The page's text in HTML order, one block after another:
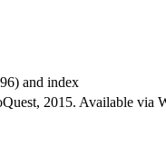
and index
2015. Available via